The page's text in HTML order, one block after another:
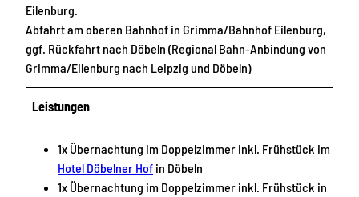
Eilenburg.
Abfahrt am oberen Bahnhof in Grimma/Bahnhof Eilenburg,
ggf. Rückfahrt nach Döbeln (Regional Bahn-Anbindung von
Grimma/Eilenburg nach Leipzig und Döbeln)
Leistungen
1x Übernachtung im Doppelzimmer inkl. Frühstück im
Hotel Döbelner Hof in Döbeln
1x Übernachtung im Doppelzimmer inkl. Frühstück in